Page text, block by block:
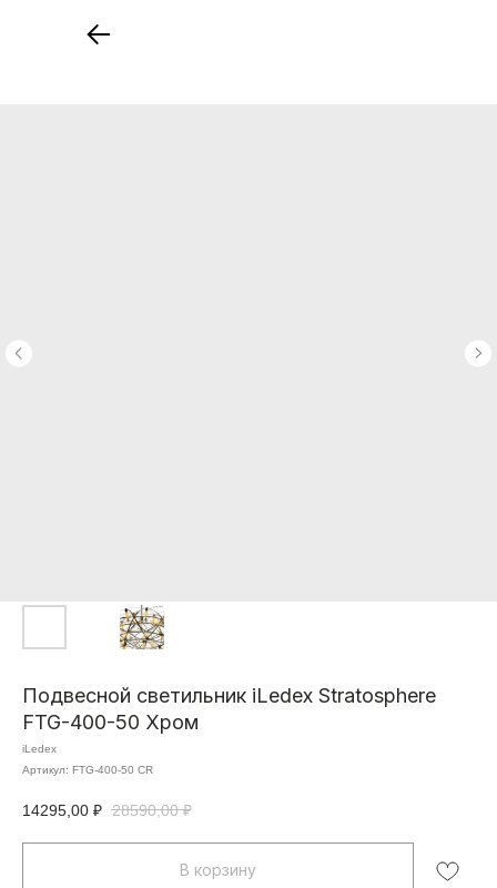
Подвесной светильник iLedex Stratosphere
FTG-400-50 Хром
iLedex
Артикул: FTG-400-50 CR
14295,00 ₽ 28590,00 ₽
В корзину